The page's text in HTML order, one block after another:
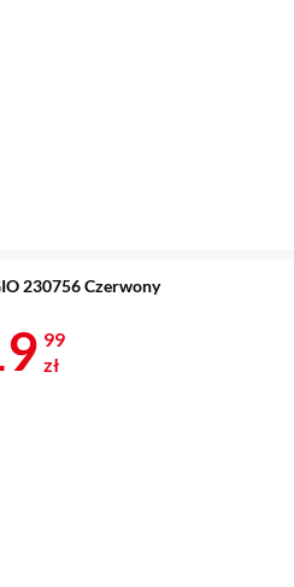
230756 Czerwony
19,99
99
zł